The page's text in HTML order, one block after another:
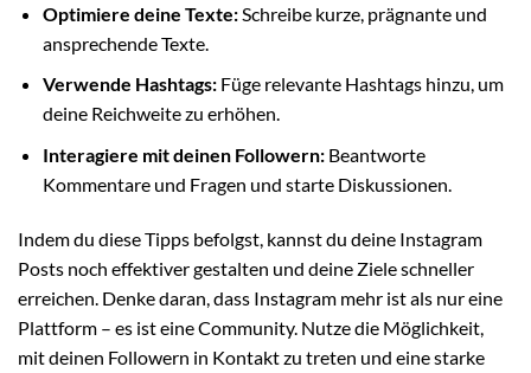
Optimiere deine Texte:Schreibe kurze, prägnante und
ansprechende Texte.
Verwende Hashtags:Füge relevante Hashtags hinzu, um
deine Reichweite zu erhöhen.
Interagiere mit deinen Followern:Beantworte
Kommentare und Fragen und starte Diskussionen.
Indem du diese Tipps befolgst, kannst du deine Instagram
Posts noch effektiver gestalten und deine Ziele schneller
erreichen. Denke daran, dass Instagram mehr ist als nur eine
Plattform – es ist eine Community. Nutze die Möglichkeit,
mit deinen Followern in Kontakt zu treten und eine starke